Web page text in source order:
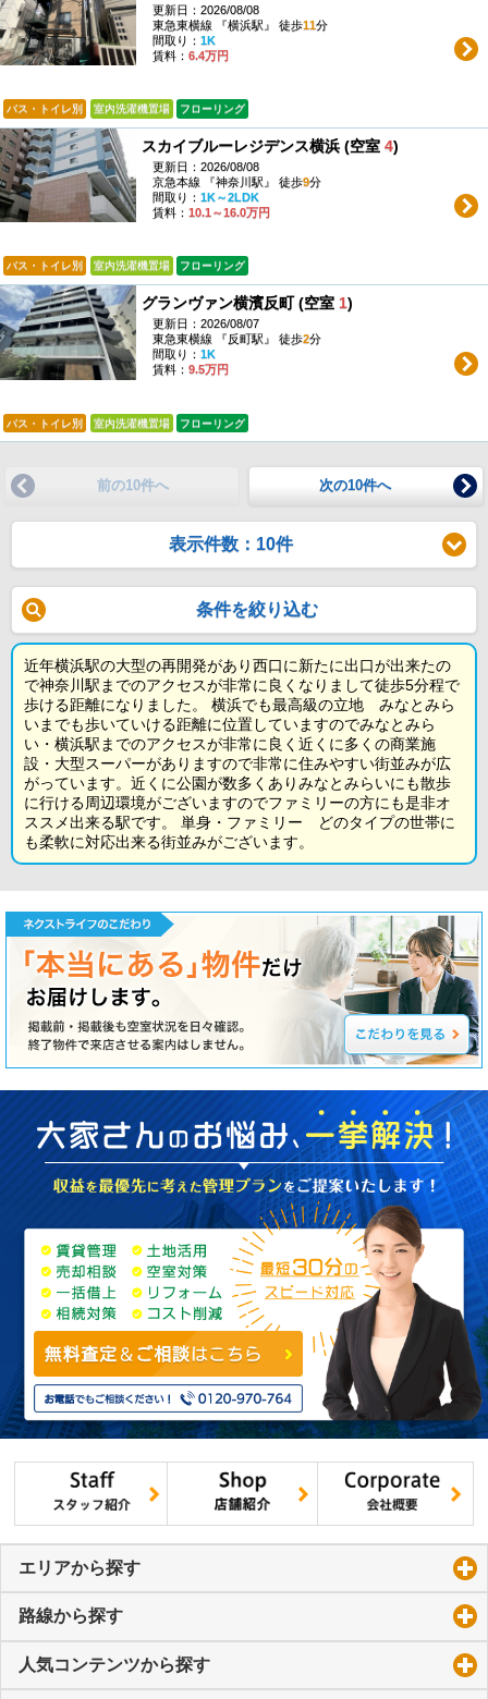
更新日：2026/08/08
東急東横線 『横浜駅』 徒歩11分
間取り： 1K
賃料： 6.4万円
バス・トイレ別 室内洗濯機置場 フローリング
スカイブルーレジデンス横浜 (空室 4)
更新日：2026/08/08
京急本線 『神奈川駅』 徒歩9分
間取り： 1K～2LDK
賃料： 10.1～16.0万円
バス・トイレ別 室内洗濯機置場 フローリング
グランヴァン横濱反町 (空室 1)
更新日：2026/08/07
東急東横線 『反町駅』 徒歩2分
間取り： 1K
賃料： 9.5万円
バス・トイレ別 室内洗濯機置場 フローリング
前の10件へ 次の10件へ
表示件数：10件
条件を絞り込む
近年横浜駅の大型の再開発があり西口に新たに出口が出来たの
で神奈川駅までのアクセスが非常に良くなりまして徒歩5分程で
歩ける距離になりました。 横浜でも最高級の立地 みなとみら
いまでも歩いていける距離に位置していますのでみなとみら
い・横浜駅までのアクセスが非常に良く近くに多くの商業施
設・大型スーパーがありますので非常に住みやすい街並みが広
がっています。近くに公園が数多くありみなとみらいにも散歩
に行ける周辺環境がございますのでファミリーの方にも是非オ
ススメ出来る駅です。 単身・ファミリー どのタイプの世帯に
も柔軟に対応出来る街並みがございます。
エリアから探す
路線から探す
人気コンテンツから探す